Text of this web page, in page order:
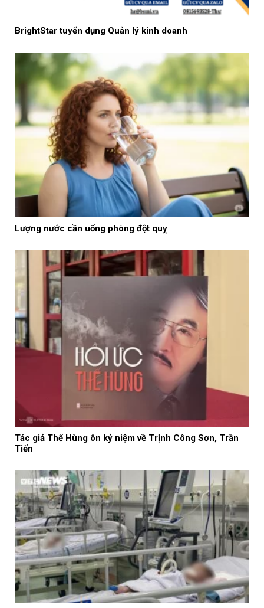
BrightStar tuyển dụng Quản lý kinh doanh
Lượng nước cần uống phòng đột quỵ
Tác giả Thế Hùng ôn kỷ niệm về Trịnh Công Sơn, Trần
Tiến